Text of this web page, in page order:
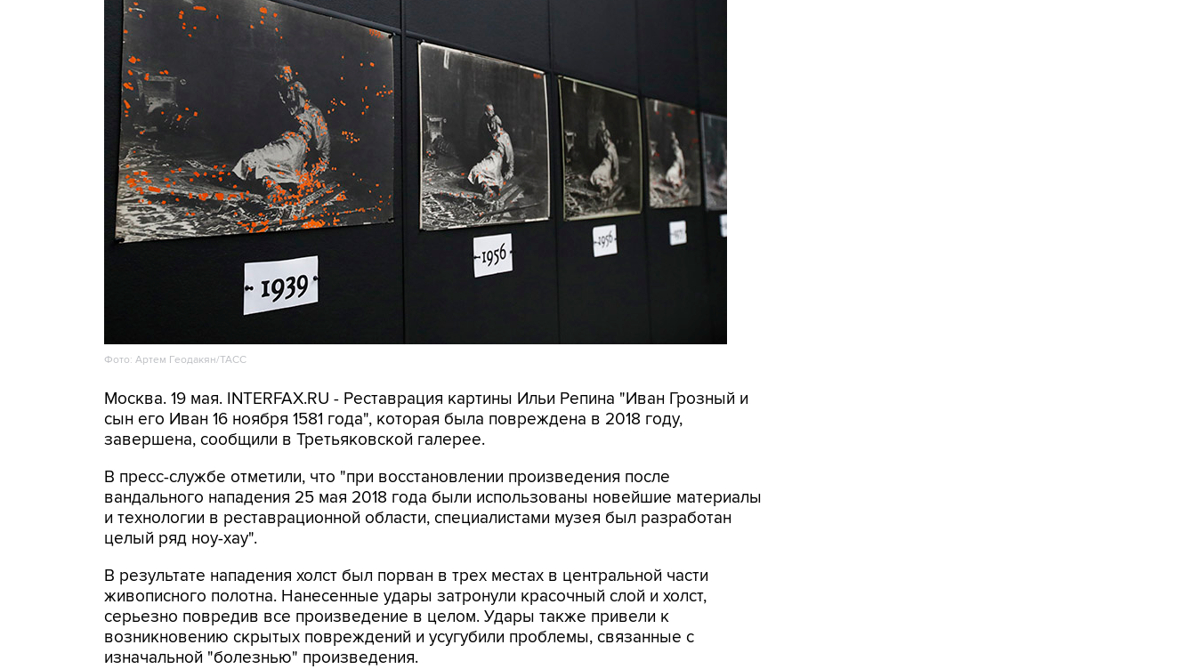
Фото: Артем Геодакян/ТАСС
Москва. 19 мая. INTERFAX.RU - Реставрация картины Ильи Репина "Иван Грозный и
сын его Иван 16 ноября 1581 года", которая была повреждена в 2018 году,
завершена, сообщили в Третьяковской галерее.
В пресс-службе отметили, что "при восстановлении произведения после
вандального нападения 25 мая 2018 года были использованы новейшие материалы
и технологии в реставрационной области, специалистами музея был разработан
целый ряд ноу-хау".
В результате нападения холст был порван в трех местах в центральной части
живописного полотна. Нанесенные удары затронули красочный слой и холст,
серьезно повредив все произведение в целом. Удары также привели к
возникновению скрытых повреждений и усугубили проблемы, связанные с
изначальной "болезнью" произведения.